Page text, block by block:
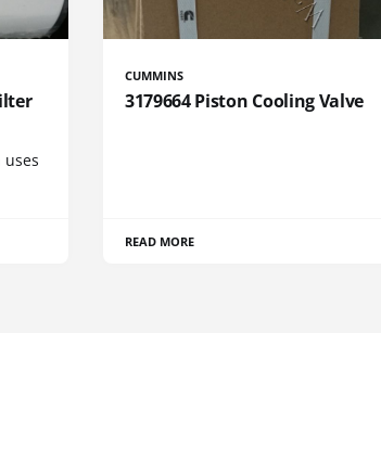
CUMMINS
3179664 Piston Cooling Valve
READ MORE